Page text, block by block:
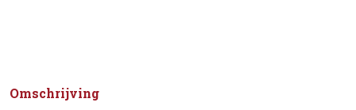
Omschrijving